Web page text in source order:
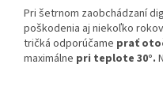
Pri šetrnom zaobchádzaní
poškodenia aj niekoľko
tričká odporúčame prať
maximálne pri teplote 30°.